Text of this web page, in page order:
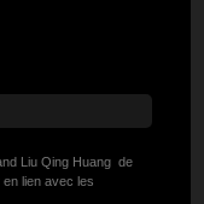
Liu Qing Huang de
lien avec les